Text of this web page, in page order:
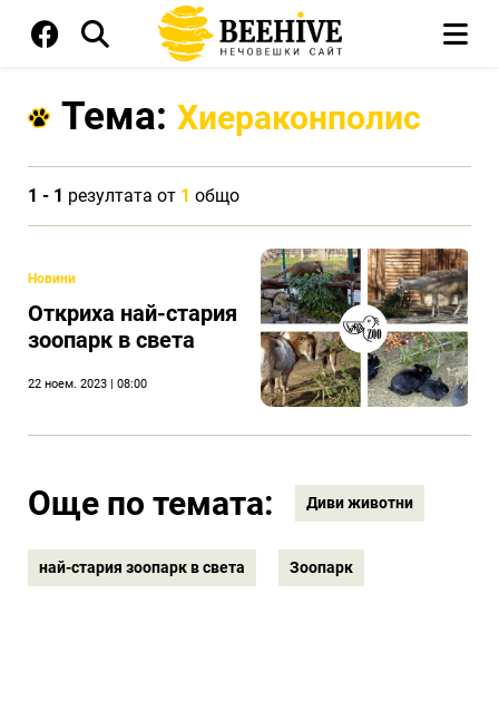
Тема: Хиераконполис
1 - 1 резултата от 1 общо
Новини
Откриха най-стария
зоопарк в света
22 ноем. 2023 | 08:00
Още по темата: Диви животни
най-стария зоопарк в света Зоопарк